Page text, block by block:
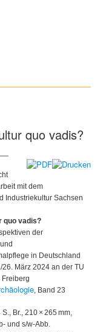
quo vadis?
mit dem
Industriekultur Sachsen
quo vadis?
der
in Deutschland
26. März 2024 an der TU
Freiberg
, Band 23
S., Br., 210 × 265 mm,
und s/w-Abb.